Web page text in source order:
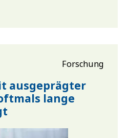
Forschung
ausgeprägter
lange